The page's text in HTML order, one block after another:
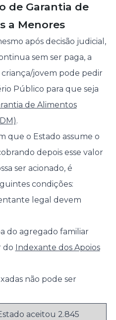
de Garantia de
a Menores
após decisão judicial,
sem ser paga, a
jovem pode pedir
Público para que seja
de Alimentos
.
que o Estado assume o
depois esse valor
ser acionado, é
condições:
legal devem
do agregado familiar
do Indexante dos Apoios
não pode ser
aceitou 2.845